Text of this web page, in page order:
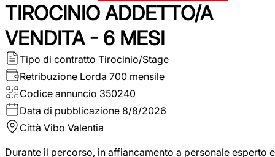
TIROCINIO ADDETTO/A
VENDITA - 6 MESI
Tipo di contratto Tirocinio/Stage
Retribuzione Lorda 700 mensile
Codice annuncio 350240
Data di pubblicazione 8/8/2026
Città Vibo Valentia
Durante il percorso, in affiancamento a personale esperto e